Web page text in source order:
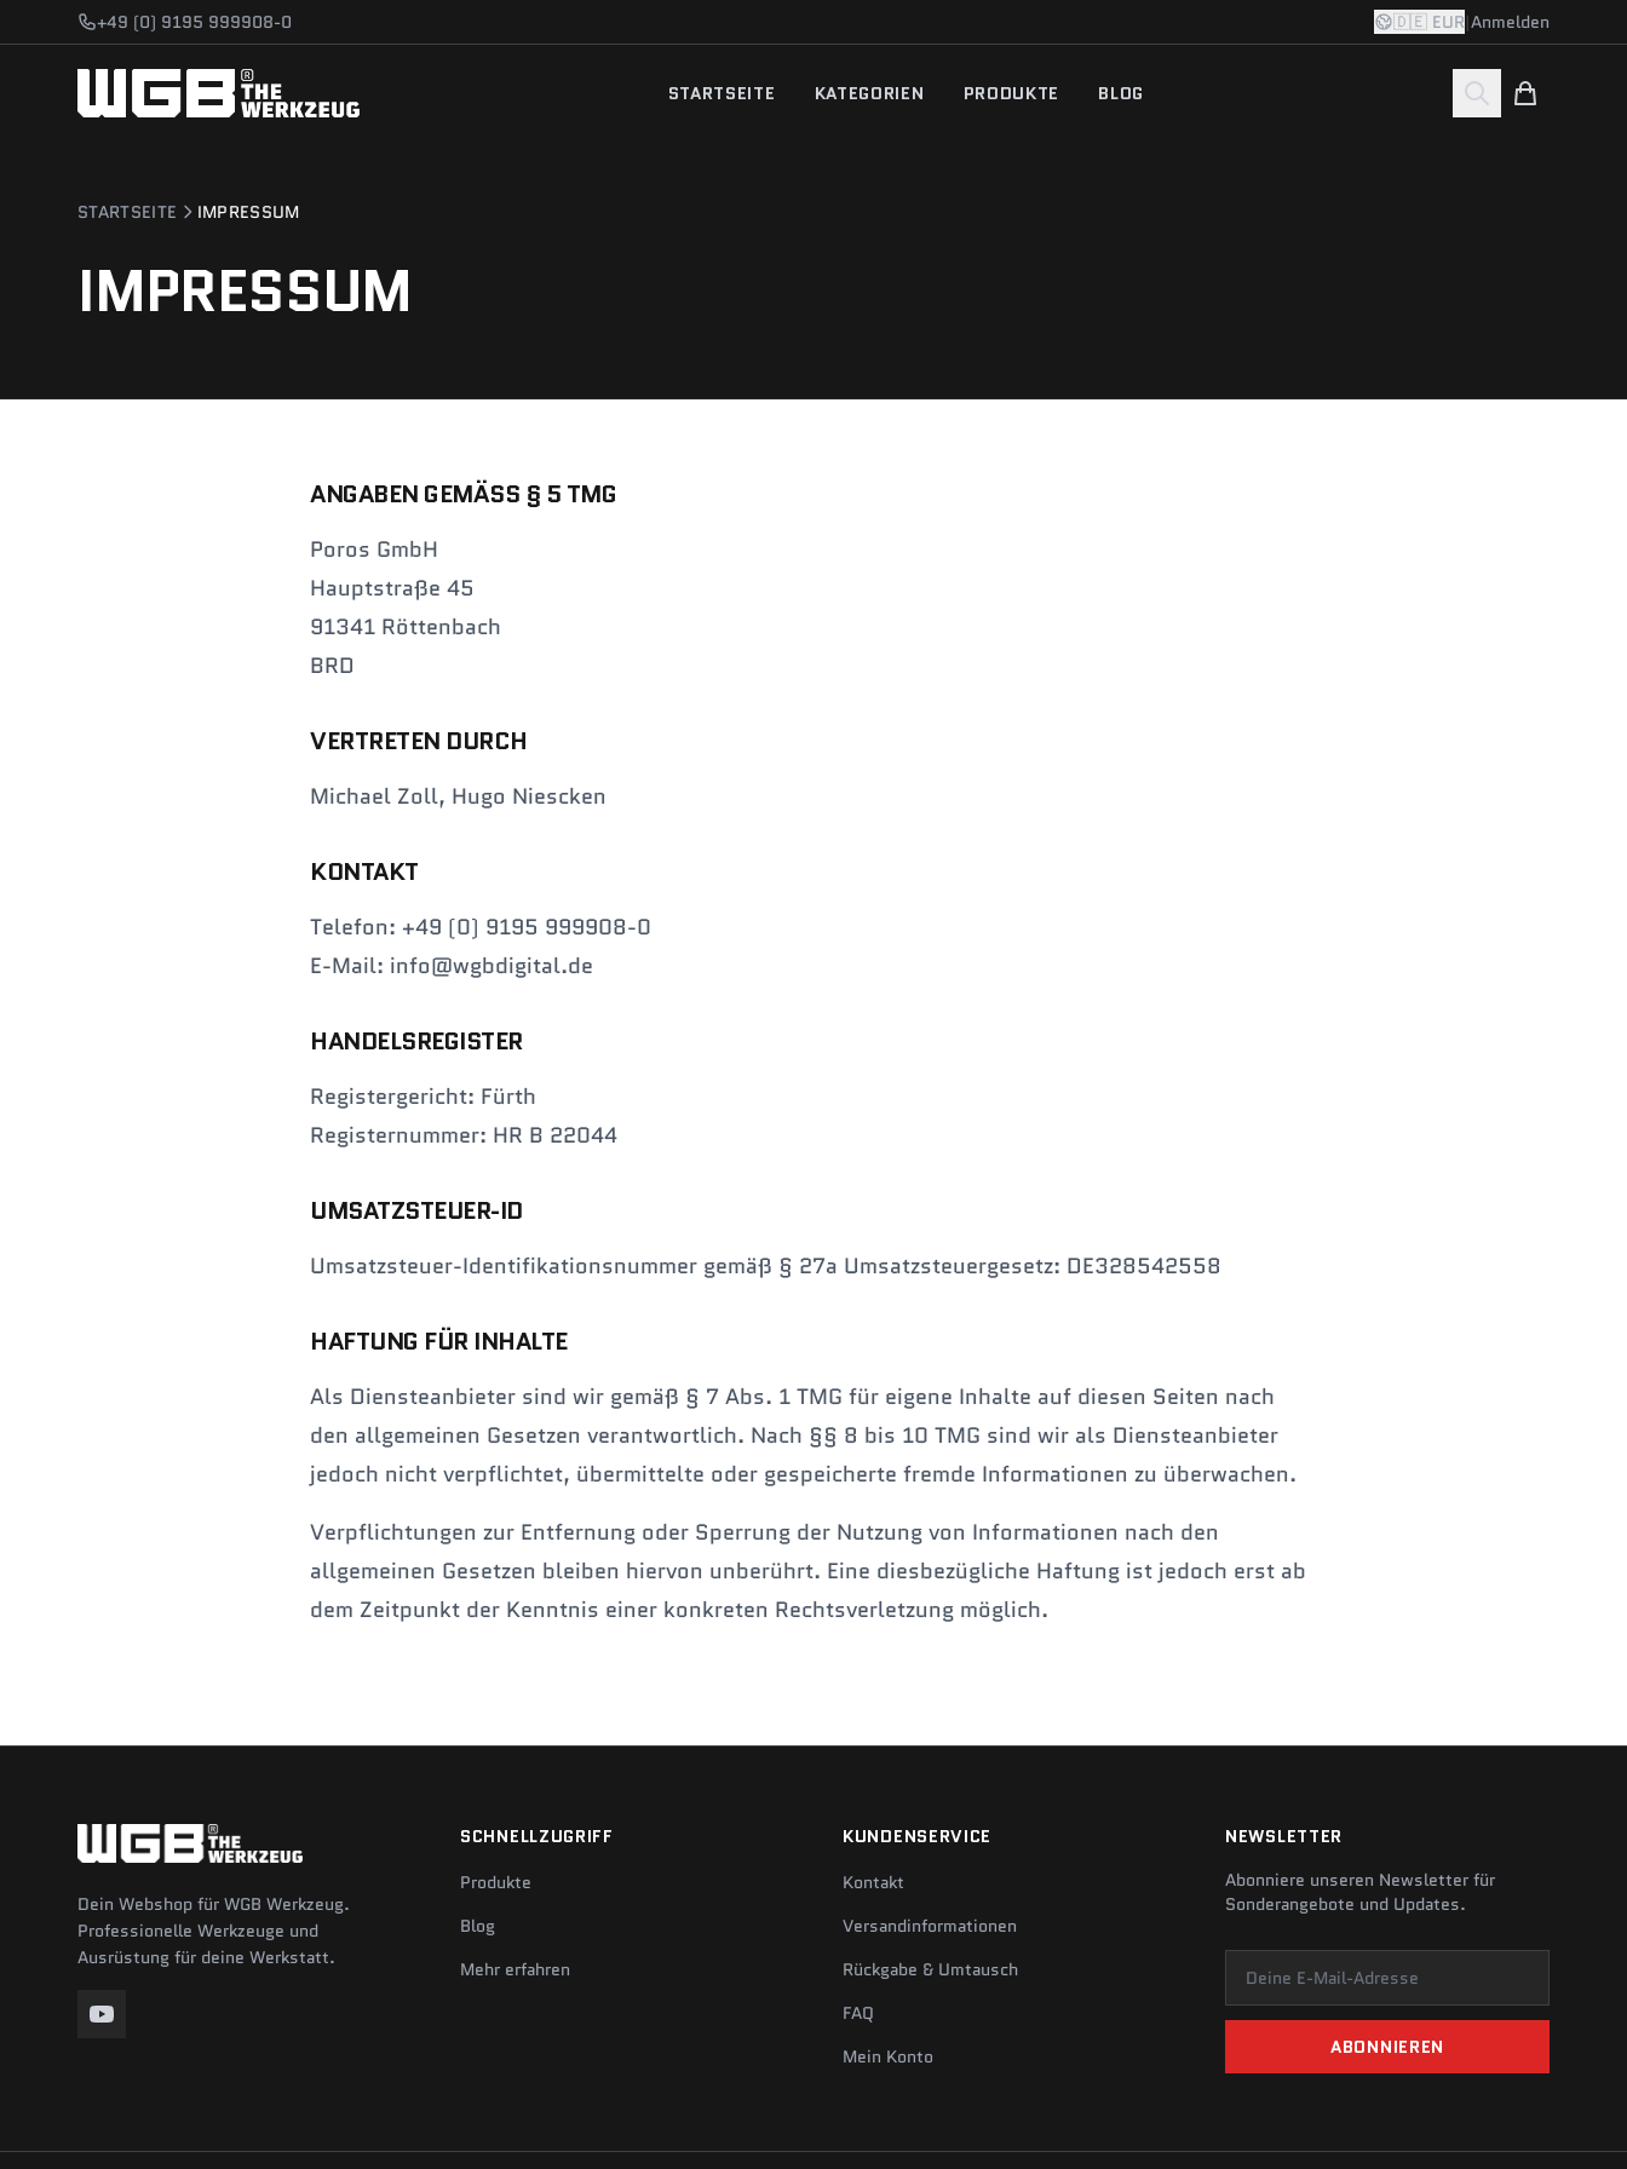
Zum Hauptinhalt springen
+49 (0) 9195 999908-0 🇩🇪 EUR|Anmelden
STARTSEITE KATEGORIEN PRODUKTE BLOG
STARTSEITE IMPRESSUM
IMPRESSUM
ANGABEN GEMÄSS § 5 TMG
Poros GmbH
Hauptstraße 45
91341 Röttenbach
BRD
VERTRETEN DURCH
Michael Zoll, Hugo Niescken
KONTAKT
Telefon: +49 (0) 9195 999908-0
E-Mail: info@wgbdigital.de
HANDELSREGISTER
Registergericht: Fürth
Registernummer: HR B 22044
UMSATZSTEUER-ID
Umsatzsteuer-Identifikationsnummer gemäß § 27a Umsatzsteuergesetz: DE328542558
HAFTUNG FÜR INHALTE
Als Diensteanbieter sind wir gemäß § 7 Abs. 1 TMG für eigene Inhalte auf diesen Seiten nach
den allgemeinen Gesetzen verantwortlich. Nach §§ 8 bis 10 TMG sind wir als Diensteanbieter
jedoch nicht verpflichtet, übermittelte oder gespeicherte fremde Informationen zu überwachen.
Verpflichtungen zur Entfernung oder Sperrung der Nutzung von Informationen nach den
allgemeinen Gesetzen bleiben hiervon unberührt. Eine diesbezügliche Haftung ist jedoch erst ab
dem Zeitpunkt der Kenntnis einer konkreten Rechtsverletzung möglich.
Dein Webshop für WGB Werkzeug.
Professionelle Werkzeuge und
Ausrüstung für deine Werkstatt.
SCHNELLZUGRIFF
Produkte
Blog
Mehr erfahren
KUNDENSERVICE
Kontakt
Versandinformationen
Rückgabe & Umtausch
FAQ
Mein Konto
NEWSLETTER
Abonniere unseren Newsletter für
Sonderangebote und Updates.
Deine E-Mail-Adresse
ABONNIEREN